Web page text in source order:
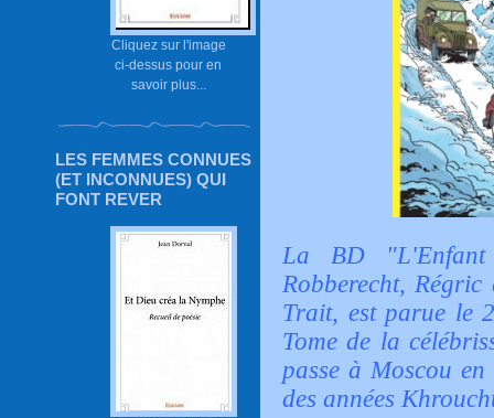
Cliquez sur l'image
ci-dessus pour en
savoir plus...
LES FEMMES CONNUES
(ET INCONNUES) QUI
FONT REVER
La BD "L'Enfant
Robberecht,
Trait, est parue le
Tome de la
passe à Moscou
des années